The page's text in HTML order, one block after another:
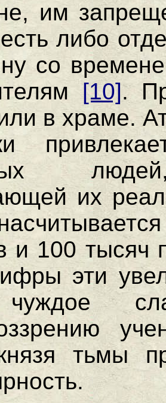
им
либо
со
[10].
в храме.
людей,
их
и 100 тысяч
эти
тьмы